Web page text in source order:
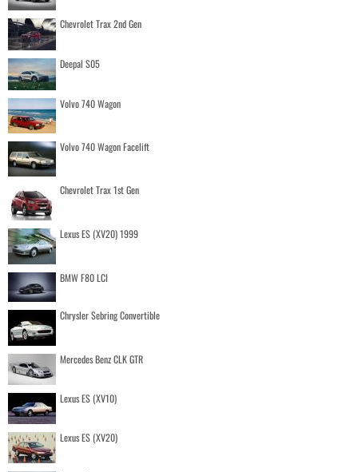
Chevrolet Trax 2nd Gen
Deepal S05
Volvo 740 Wagon
Volvo 740 Wagon Facelift
Chevrolet Trax 1st Gen
Lexus ES (XV20) 1999
BMW F80 LCI
Chrysler Sebring Convertible
Mercedes Benz CLK GTR
Lexus ES (XV10)
Lexus ES (XV20)